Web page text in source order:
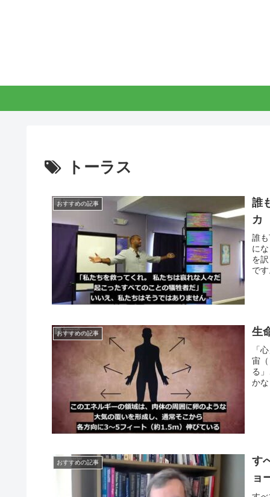
トーラス
おすすめの記事
誰
カ
誰
に
を
で
おすすめの記事 生
「
宙
る
か
おすすめの記事
す
ョ